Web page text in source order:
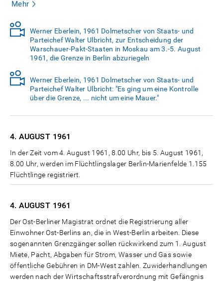
Mehr
Werner Eberlein, 1961 Dolmetscher von Staats- und
Parteichef Walter Ulbricht, zur Entscheidung der
Warschauer-Pakt-Staaten in Moskau am 3.-5. August
1961, die Grenze in Berlin abzuriegeln
Werner Eberlein, 1961 Dolmetscher von Staats- und
Parteichef Walter Ulbricht: "Es ging um eine Kontrolle
über die Grenze, ... nicht um eine Mauer."
4. AUGUST 1961
In der Zeit vom 4. August 1961, 8.00 Uhr, bis 5. August 1961,
8.00 Uhr, werden im Flüchtlingslager Berlin-Marienfelde 1.155
Flüchtlinge registriert.
4. AUGUST 1961
Der Ost-Berliner Magistrat ordnet die Registrierung aller
Einwohner Ost-Berlins an, die in West-Berlin arbeiten. Diese
sogenannten Grenzgänger sollen rückwirkend zum 1. August
Miete, Pacht, Abgaben für Strom, Wasser und Gas sowie
öffentliche Gebühren in DM-West zahlen. Zuwiderhandlungen
werden nach der Wirtschaftsstrafverordnung mit Gefängnis